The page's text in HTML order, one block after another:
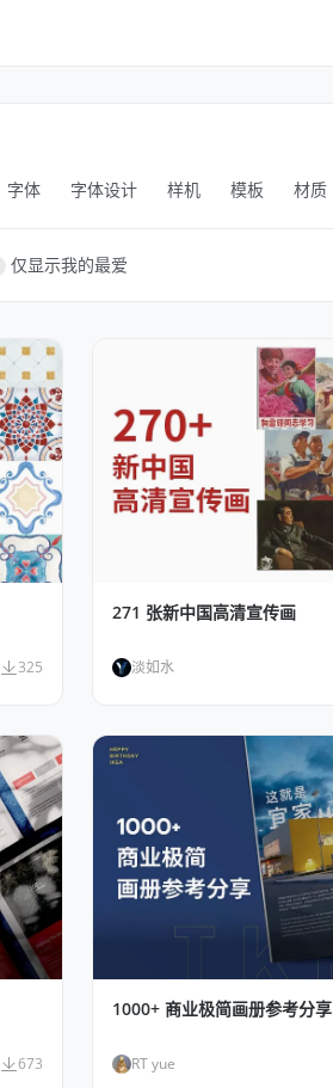
字体 字体设计 样机 模板 材质
仅显示我的最爱
325
271 张新中国高清宣传画
淡如水
673
1000+ 商业极简画册参考分享
RT yue